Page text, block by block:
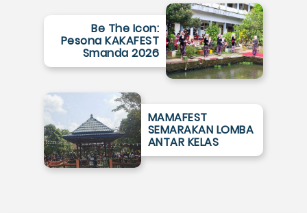
Be The Icon:
Pesona KAKAFEST
Smanda 2026
MAMAFEST
SEMARAKAN LOMBA
ANTAR KELAS